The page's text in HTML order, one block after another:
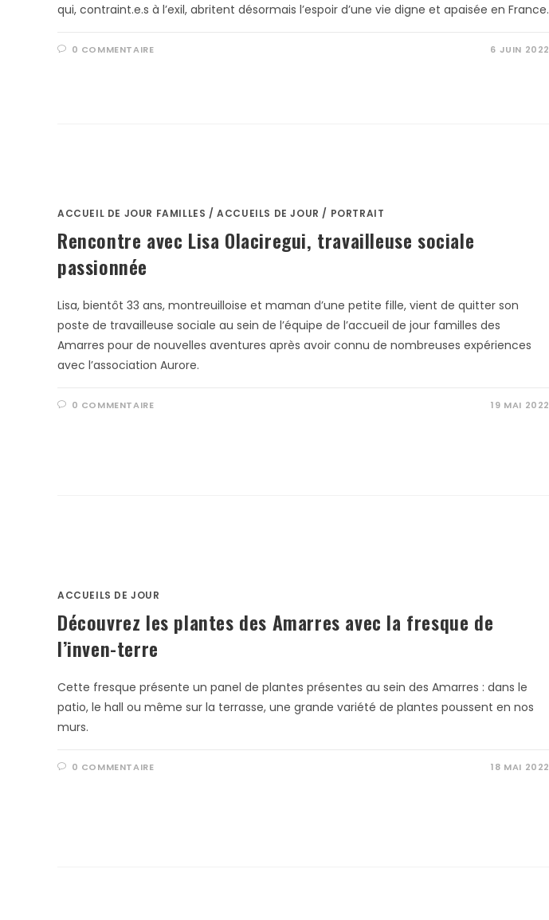
qui, contraint.e.s à l’exil, abritent désormais l’espoir d’une vie digne et apaisée en France.
0 COMMENTAIRE 6 JUIN 2022
ACCUEIL DE JOUR FAMILLES /ACCUEILS DE JOUR / PORTRAIT
Rencontre avec Lisa Olaciregui, travailleuse sociale
passionnée
Lisa, bientôt 33 ans, montreuilloise et maman d’une petite fille, vient de quitter son
poste de travailleuse sociale au sein de l’équipe de l’accueil de jour familles des
Amarres pour de nouvelles aventures après avoir connu de nombreuses expériences
avec l’association Aurore.
0 COMMENTAIRE 19 MAI 2022
ACCUEILS DE JOUR
Découvrez les plantes des Amarres avec la fresque de
l’inven-terre
Cette fresque présente un panel de plantes présentes au sein des Amarres : dans le
patio, le hall ou même sur la terrasse, une grande variété de plantes poussent en nos
murs.
0 COMMENTAIRE 18 MAI 2022